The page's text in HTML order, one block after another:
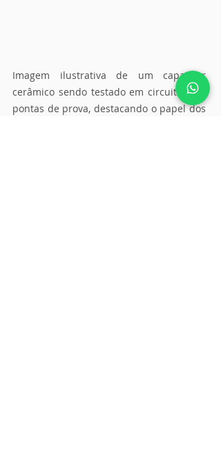
Imagem ilustrativa de um capacitor
cerâmico sendo testado em circuito com
pontas de prova, destacando o papel dos